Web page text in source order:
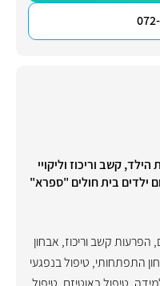
קשב וריכוז וליקויי
ילדים בית חולים "ספרא"
, הפרעות קשב וריכוז, אבחון
התפתחותי, טיפול בנפגעי